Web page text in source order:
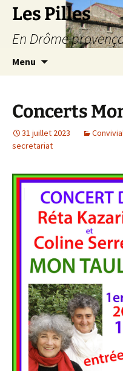
Les Pilles
En Drôme
Menu
Concerts
31 juillet 2023
secretariat